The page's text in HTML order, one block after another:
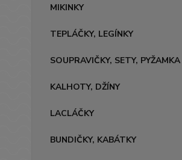
MIKINKY
TEPLÁČKY, LEGÍNKY
SOUPRAVIČKY, SETY, PYŽAMKA
KALHOTY, DŽÍNY
LACLÁČKY
BUNDIČKY, KABÁTKY